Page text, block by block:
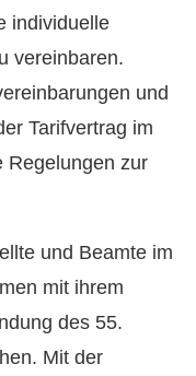
individuelle
vereinbaren.
und
Tarifvertrag im
Regelungen zur
und Beamte im
mit ihrem
des 55.
Mit der